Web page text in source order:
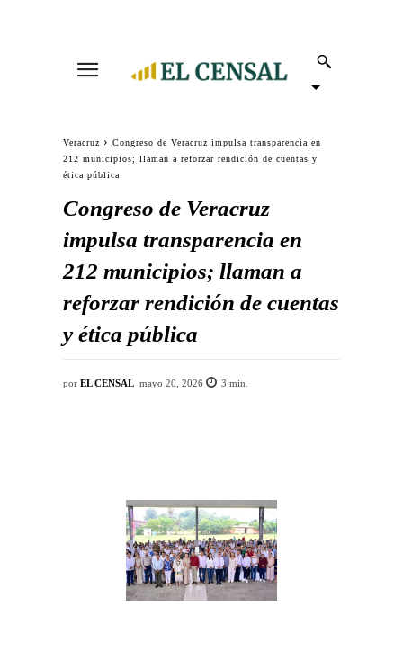
Veracruz
Congreso de Veracruz impulsa transparencia en
212 municipios; llaman a reforzar rendición de cuentas y
ética pública
Congreso de Veracruz
impulsa transparencia en
212 municipios; llaman a
reforzar rendición de cuentas
y ética pública
por EL CENSAL mayo 20, 2026 3 min.